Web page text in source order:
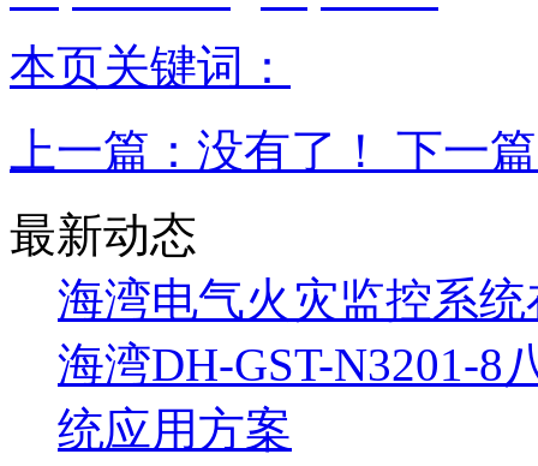
本页关键词：
上一篇：没有了！ 下一
最新动态
海湾电气火灾监控系
海湾DH-GST-N3201-8
统应用方案